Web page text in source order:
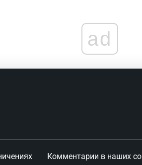
ad
Комментарии в наших